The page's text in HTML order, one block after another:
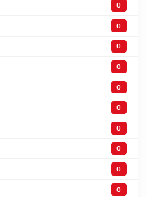
0
0
0
0
0
0
0
0
0
0